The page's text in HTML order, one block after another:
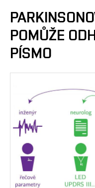
POMŮŽE
PÍSMO